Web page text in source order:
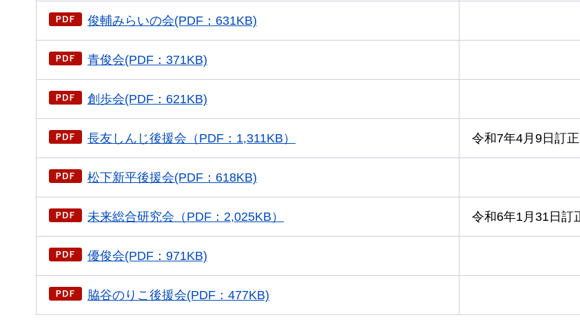
俊輔みらいの会(PDF：631KB)
青俊会(PDF：371KB)
創歩会(PDF：621KB)
長友しんじ後援会（PDF：1,311KB） 令和7年4月9日訂正
松下新平後援会(PDF：618KB)
未来総合研究会（PDF：2,025KB） 令和6年1月31日訂
優俊会(PDF：971KB)
脇谷のりこ後援会(PDF：477KB)